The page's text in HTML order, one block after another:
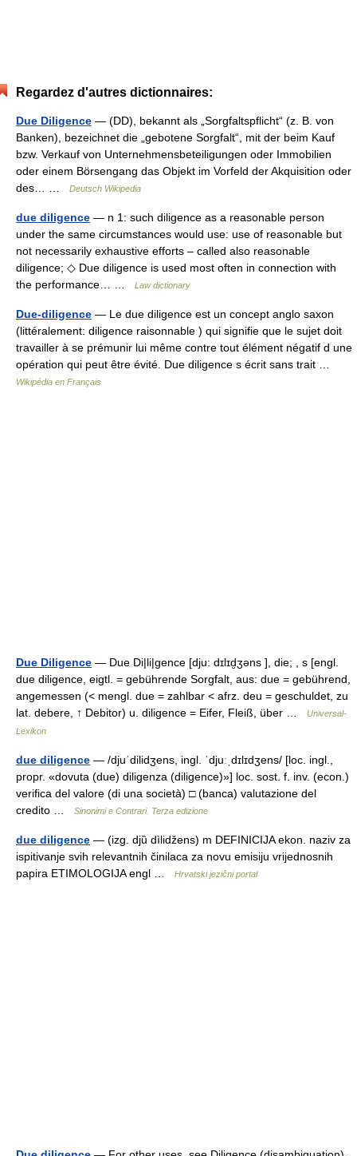
Regardez d'autres dictionnaires:
Due Diligence — (DD), bekannt als „Sorgfaltspflicht“ (z. B. von
Banken), bezeichnet die „gebotene Sorgfalt“, mit der beim Kauf
bzw. Verkauf von Unternehmensbeteiligungen oder Immobilien
oder einem Börsengang das Objekt im Vorfeld der Akquisition oder
des… …
Deutsch Wikipedia
due diligence — n 1: such diligence as a reasonable person
under the same circumstances would use: use of reasonable but
not necessarily exhaustive efforts – called also reasonable
diligence; ◇ Due diligence is used most often in connection with
the performance… …
Law dictionary
Due-diligence — Le due diligence est un concept anglo saxon
(littéralement: diligence raisonnable ) qui signifie que le sujet doit
travailler à se prémunir lui même contre tout élément négatif d une
opération qui peut être évité. Due diligence s écrit sans trait …
Wikipédia en Français
Due Diligence — Due Di|li|gence [dju: dɪlɪd̮ʒəns ], die; , s [engl.
due diligence, eigtl. = gebührende Sorgfalt, aus: due = gebührend,
angemessen (< mengl. due = zahlbar < afrz. deu = geschuldet, zu
lat. debere, ↑ Debitor) u. diligence = Eifer, Fleiß, über …
Universal-
Lexikon
due diligence — /djuˈdilidʒens, ingl. ˈdjuːˌdɪlɪdʒens/ [loc. ingl.,
propr. «dovuta (due) diligenza (diligence)»] loc. sost. f. inv. (econ.)
verifica del valore (di una società) □ (banca) valutazione del
credito …
Sinonimi e Contrari. Terza edizione
due diligence — (izg. djȕ dìlidžens) m DEFINICIJA ekon. naziv za
ispitivanje svih relevantnih činilaca za novu emisiju vrijednosnih
papira ETIMOLOGIJA engl …
Hrvatski jezični portal